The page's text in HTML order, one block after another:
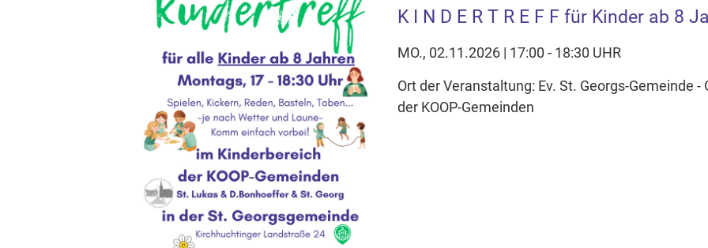
K I N D E R T R E F F für Kinder ab 8
MO., 02.11.2026 | 17:00 - 18:30 UHR
Ort der Veranstaltung: Ev. St. Georgs-Gemeinde
der KOOP-Gemeinden